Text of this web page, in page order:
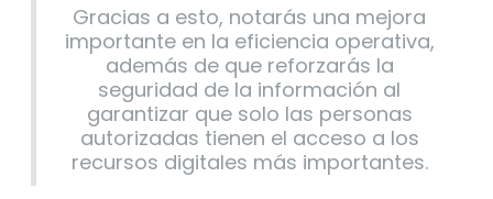
Gracias a esto, notarás una mejora
importante en la eficiencia operativa,
además de que reforzarás la
seguridad de la información al
garantizar que solo las personas
autorizadas tienen el acceso a los
recursos digitales más importantes.